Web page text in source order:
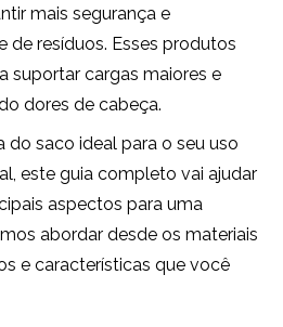
mais segurança e
de resíduos. Esses produtos
suportar cargas maiores e
dores de cabeça.
do saco ideal para o seu uso
este guia completo vai ajudar
aspectos para uma
abordar desde os materiais
e características que você